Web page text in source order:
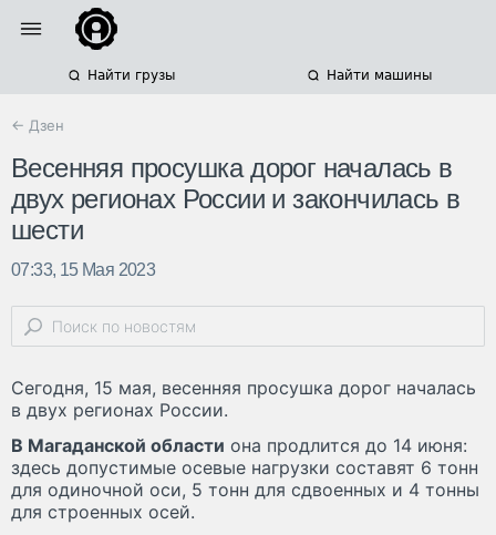
Найти грузы Найти машины
← Дзен
Весенняя просушка дорог началась в
двух регионах России и закончилась в
шести
07:33, 15 Мая 2023
Сегодня, 15 мая, весенняя просушка дорог началась
в двух регионах России.
В Магаданской области она продлится до 14 июня:
здесь допустимые осевые нагрузки составят 6 тонн
для одиночной оси, 5 тонн для сдвоенных и 4 тонны
для строенных осей.